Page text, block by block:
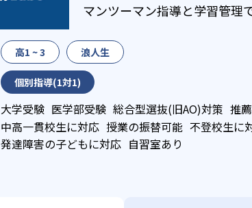
マンツーマン指導と学習管理
高1 ~ 3 浪人生
個別指導(1対1)
大学受験 医学部受験 総合型選抜(旧AO)対策 推
中高一貫校生に対応 授業の振替可能 不登校生に
発達障害の子どもに対応 自習室あり